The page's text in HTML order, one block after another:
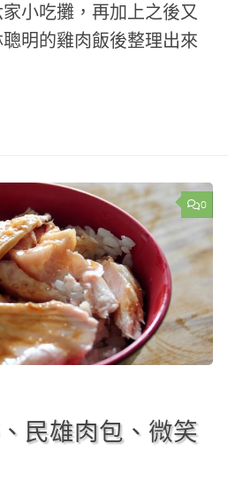
小吃攤，再加上之後又
明的雞肉飯後整理出來
0
民雄肉包、微笑